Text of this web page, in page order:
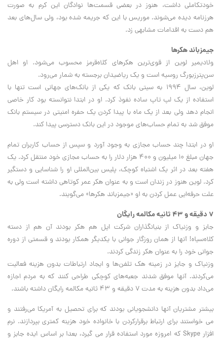
خودتکاملی داشت، هنوز در بعضی قسمت‌ها نوادگان این کرم به صورت
هرزنامه دیده می‌شوند. موریس با این که جریمه شده بود، ولی سال‌های بعد
هم دست به اقدامات مشابهی زد.
جیمزباند هکرها
ولادیمیر لوین از قوی‌ترین هکرهای کلاه‌قرمز محسوب می‌شود. او اهل
سن‌پترزبورگ روسیه است و یک ریاضیدان برجسته به شمار می‌رود.
لوین، سال ۱۹۹۴ به سیتی بانک که یکی از بانک‌های جهانی است تنها با
استفاده از یک لپ تاپ ساده نفوذ کرد. او در ابتدا نتوانسته بود کار خاصی
انجام دهد ولی بعد از یک ماه با پیدا کردن یک حفره امنیتی در سیستم بانک
موفق شد به تمام حساب‌های موجود در این بانک دسترسی پیدا کند.
او در ابتدا چند حساب مجازی به وجود آورد و سپس از حساب کاربران تمام
جهان مبلغ ۱۰ میلیون و ۴۰۰ هزار دلار را به حساب مجازی خود منتقل کرد. یک
هفته بعد در اثر یک اشتباه کوچک، پلیس بین‌المللی او را شناسایی و دستگیر
کرد. لوین هنوز در زندان است و به عنوان هکر عمر کوتاهی داشته است ولی به
علت حرفه‌ايی عمل کردن به او «جیمزباند هکرها» می‌گویند.
۷ دقیقه و ۴۳ ثانیه مکالمه رایگان
جابز و وزنیاک از بنیانگذاران شرکت اپل هم هکر بودند آن هم از دسته
کلاه‌سیاه! آنها از همان روزگار جوانی با یکدیگر همکار بودند و قسمتی از دوره
جوانی خود را به عنوان هکر زندگی کردند.
وزنیاک و جایز در زمینه هک تلفن‌ها و ایجاد ارتباطات بدون هزینه فعالیت
می‌کردند. آنها موفق شدند جعبه‌های کوچکی طراحی کنند که به مردم اجازه
می‌داد بدون هزینه به مدت ۷ دقیقه و ۴۳ ثانیه مکالمه رایگان داشته باشند.
بیشتر مشتریان آنها دانشجویانی بودند که برای تحصیل به آمریکا می‌رفتند و
می خواستند برای ارتباط برقرارکردن با خانواده خود هزینه کمتری بپردازند. نرم
افزار Skype که امروزه مورد استفاده قرار می گیرد، بعدا بر اساس ایده جابز و